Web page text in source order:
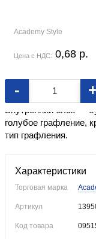
Academy Style
Цена с НДС: 0,68 p.
-
Формат ≈А5.
Внутренний блок —
голубое графление,
тип графления.
Характеристики
Торговая марка
Артикул
Код товара